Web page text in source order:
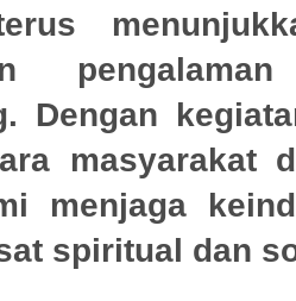
Dengan
masyarakat
menjaga
spiritual dan